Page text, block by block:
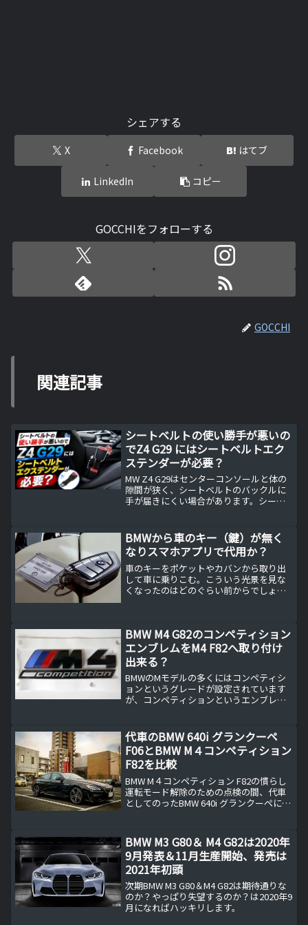
シェアする
X Facebook はてブ
LinkedIn コピー
GOCCHIをフォローする
GOCCHI
関連記事
シートベルトの使い勝手が悪いの
でZ4 G29 にはシートベルトエク
ステンダーが必要？
MW Z4 G29はセンターコンソールと体の
隙間が狭く、シートベルトのバックルに
手が届きにくい場合があります。シート
格や選び方を実体験から解説します。
BMWから車のキー（鍵）が無く
なりスマホアプリで代用か？
車のキーをポケットやカバンから取り出
して車に乗りこむ。こういう光景を見な
くなったのはどのぐらい前からでしょう
種ではスマホアプリで施錠...
BMW M4 G82のコンペティション
エンブレムをM4 F82へ取り付け
出来る？
BMWのMモデルの多くにはコンペティシ
ョンというグレードが設定されています
が、コンペティションというエンブレム
代車のBMW 640i グランクーペ
F06とBMW M４コンペティション
F82を比較
BMW M４コンペティション F82の慣らし
運転モード解除のための点検の間、代車
としてのったBMW 640i グランクーペに乗
ほぼ同じBMW 640i グランク...
BMW M3 G80＆ M4 G82は2020年
9月発表＆11月生産開始、発売は
2021年初頭
次期BMW M3 G80＆M4 G82は期待通りな
のか？やっぱり失望するのか？は2020年9
月になればハッキリします。